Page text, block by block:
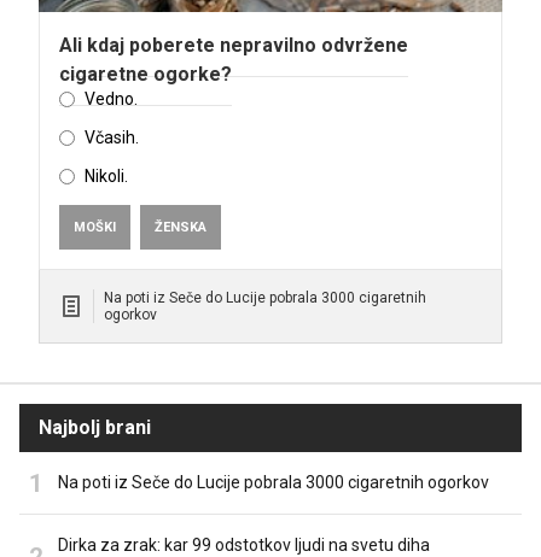
Ali kdaj poberete nepravilno odvržene
cigaretne ogorke?
Vedno.
Včasih.
Nikoli.
MOŠKI ŽENSKA
Na poti iz Seče do Lucije pobrala 3000 cigaretnih
ogorkov
Najbolj brani
Na poti iz Seče do Lucije pobrala 3000 cigaretnih ogorkov
Dirka za zrak: kar 99 odstotkov ljudi na svetu diha